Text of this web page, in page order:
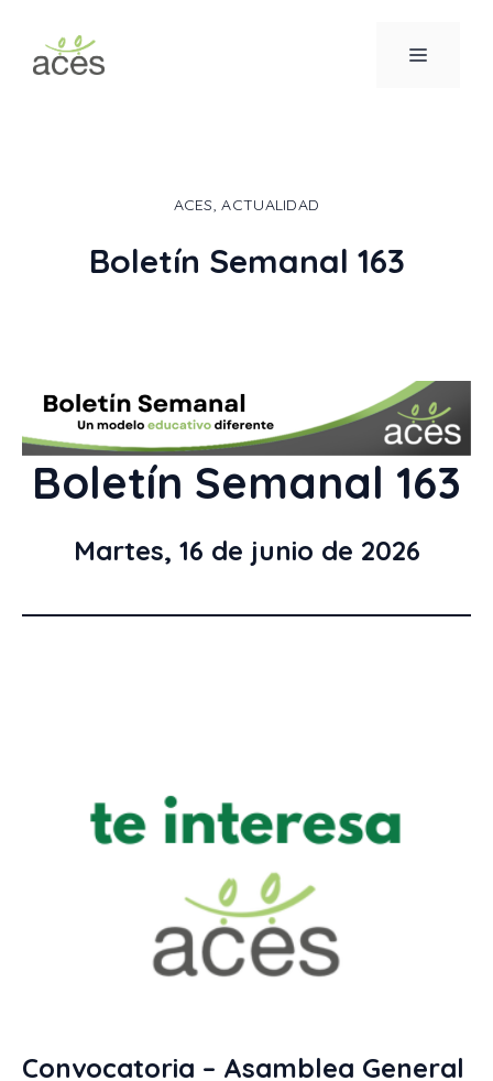
contenido
MENÚ
ACES,ACTUALIDAD
Boletín Semanal 163
Boletín Semanal 163
Martes, 16 de junio de 2026
Convocatoria – Asamblea General